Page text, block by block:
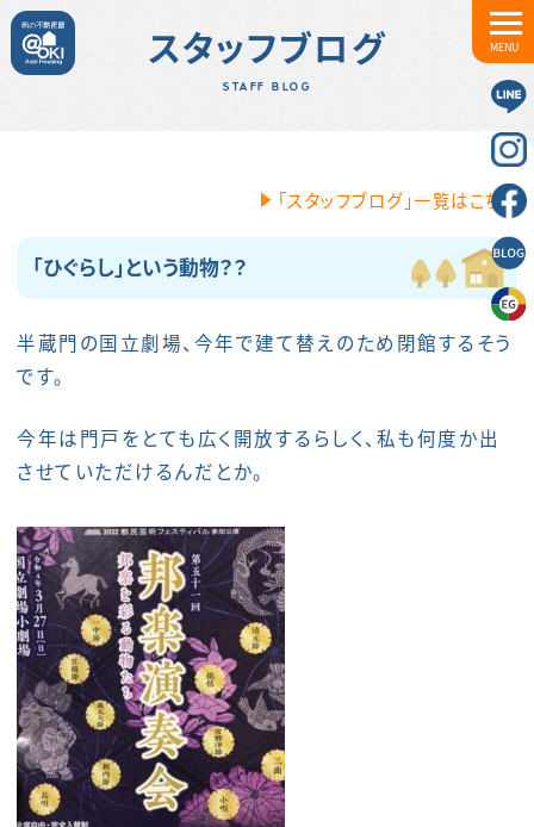
MENU
スタッフブログ
STAFF BLOG
「スタッフブログ」一覧はこちら
「ひぐらし」という動物？？
半蔵門の国立劇場、今年で建て替えのため閉館するそう
です。
今年は門戸をとても広く開放するらしく、私も何度か出
させていただけるんだとか。